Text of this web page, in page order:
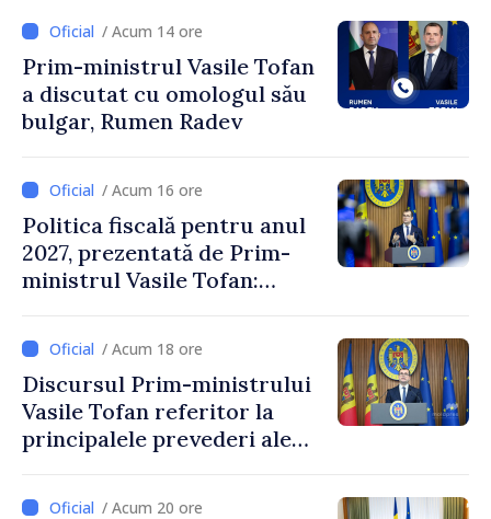
/ Acum 14 ore
Prim-ministrul Vasile Tofan
a discutat cu omologul său
bulgar, Rumen Radev
/ Acum 16 ore
Politica fiscală pentru anul
2027, prezentată de Prim-
ministrul Vasile Tofan:
stimularea investițiilor și o
taxare mai echitabilă
/ Acum 18 ore
Discursul Prim-ministrului
Vasile Tofan referitor la
principalele prevederi ale
2027
/ Acum 20 ore